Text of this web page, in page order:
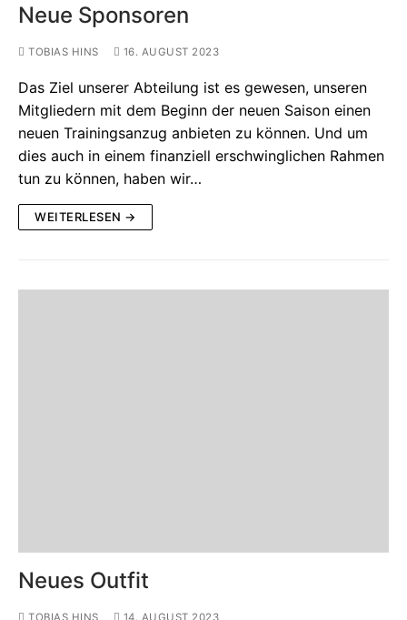
Neue Sponsoren
TOBIAS HINS 16. AUGUST 2023
Das Ziel unserer Abteilung ist es gewesen, unseren
Mitgliedern mit dem Beginn der neuen Saison einen
neuen Trainingsanzug anbieten zu können. Und um
dies auch in einem finanziell erschwinglichen Rahmen
tun zu können, haben wir…
WEITERLESEN →
Neues Outfit